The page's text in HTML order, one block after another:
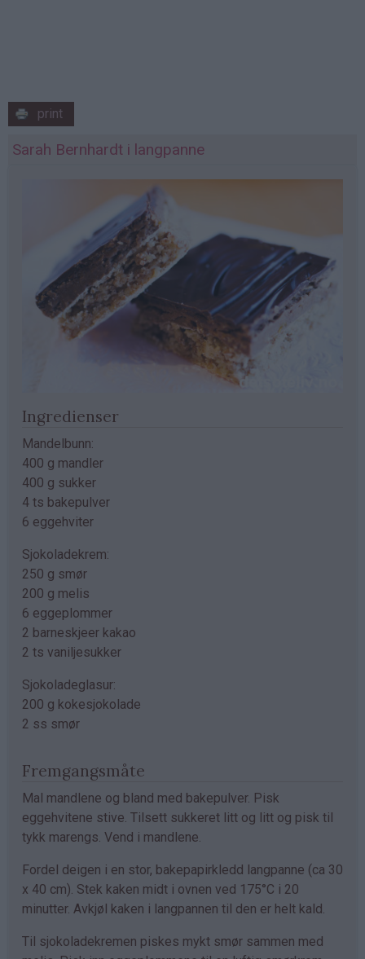
print
Sarah Bernhardt i langpanne
Ingredienser
Mandelbunn:
400 g mandler
400 g sukker
4 ts bakepulver
6 eggehviter
Sjokoladekrem:
250 g smør
200 g melis
6 eggeplommer
2 barneskjeer kakao
2 ts vaniljesukker
Sjokoladeglasur:
200 g kokesjokolade
2 ss smør
Fremgangsmåte
Mal mandlene og bland med bakepulver. Pisk
eggehvitene stive. Tilsett sukkeret litt og litt og pisk til
tykk marengs. Vend i mandlene.
Fordel deigen i en stor, bakepapirkledd langpanne (ca 30
x 40 cm). Stek kaken midt i ovnen ved 175°C i 20
minutter. Avkjøl kaken i langpannen til den er helt kald.
Til sjokoladekremen piskes mykt smør sammen med